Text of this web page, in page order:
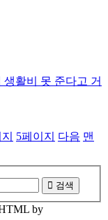
활비 못 준다고 거
5페이지 다음 맨
검색
by